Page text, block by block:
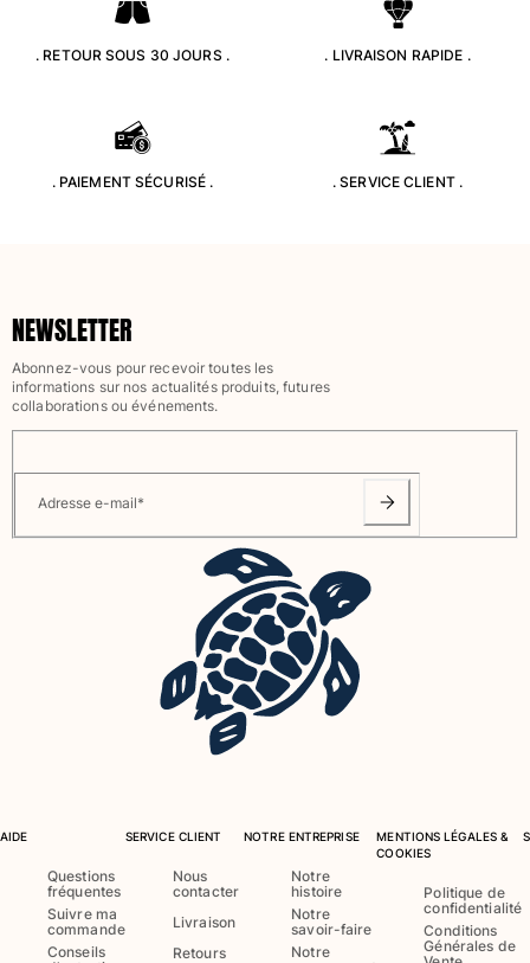
T-shirts Anti UV
Tous les articles
Prêt-à-porter
T-shirts
Tous les articles
Bébé
Accessoires
Casquettes et bobs
Tous les articles
Serviettes de plage et paréos
Serviettes de plage fouta
Tous les articles
Sacs
. RETOUR SOUS 30 JOURS . . LIVRAISON RAPIDE .
. PAIEMENT SÉCURISÉ . . SERVICE CLIENT .
NEWSLETTER
Abonnez-vous pour recevoir toutes les
informations sur nos actualités produits, futures
collaborations ou événements.
Adresse e-mail*
AIDE
Questions
fréquentes
Suivre ma
commande
Conseils
SERVICE CLIENT
Nous
contacter
Livraison
Retours
NOTRE ENTREPRISE
Notre
histoire
Notre
savoir-faire
Notre
MENTIONS LÉGALES &
COOKIES
Politique de
confidentialité
Conditions
Générales de